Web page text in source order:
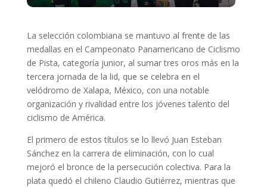
La selección colombiana se mantuvo al frente de las
medallas en el Campeonato Panamericano de Ciclismo
de Pista, categoría junior, al sumar tres oros más en la
tercera jornada de la lid, que se celebra en el
velódromo de Xalapa, México, con una notable
organización y rivalidad entre los jóvenes talento del
ciclismo de América.
El primero de estos títulos se lo llevó Juan Esteban
Sánchez en la carrera de eliminación, con lo cual
mejoró el bronce de la persecución colectiva. Para la
plata quedó el chileno Claudio Gutiérrez, mientras que